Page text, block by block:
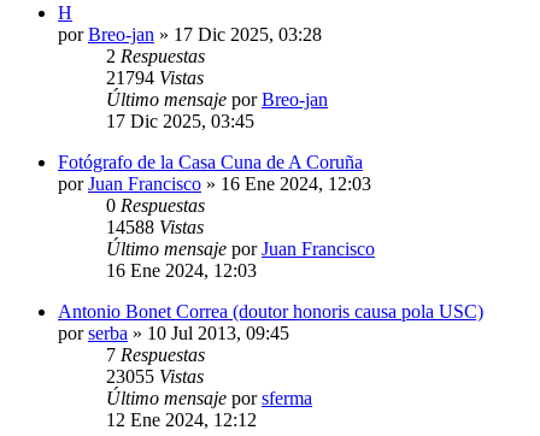
H
porBreo-jan » 17 Dic 2025, 03:28
2 Respuestas
21794 Vistas
Último mensaje porBreo-jan
17 Dic 2025, 03:45
Fotógrafo de la Casa Cuna de A Coruña
porJuan Francisco » 16 Ene 2024, 12:03
0 Respuestas
14588 Vistas
Último mensaje porJuan Francisco
16 Ene 2024, 12:03
Antonio Bonet Correa (doutor honoris causa pola USC)
porserba » 10 Jul 2013, 09:45
7 Respuestas
23055 Vistas
Último mensaje porsferma
12 Ene 2024, 12:12